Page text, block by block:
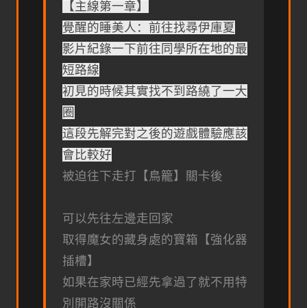
【主線第一章】
覺醒的睡美人：前往找尋伊庫夏
影片紀錄一下前往同學所在地的最
短路線
初見的時候其實找不到路繞了一大
圈
這段先解完對之後的遊戲體驗應該
會比較好
被迫往下走打【鳥籠】關卡後
可以先往左邊走回家
取得魔女的藏身處的寶箱【強化器
插槽】
如果在家時已經先拿過了就不用特
別開路沒關係